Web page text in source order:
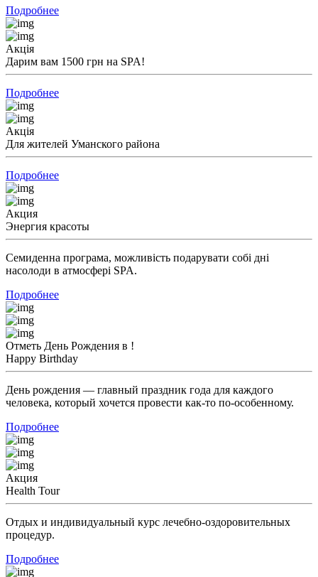
Подробнее
Акція
Дарим вам 1500 грн на SPA!
Подробнее
Акція
Для жителей Уманского района
Подробнее
Акция
Энергия красоты
Семиденна програма, можливість подарувати собі дні
насолоди в атмосфері SPA.
Подробнее
Отметь День Рождения в !
Happy Birthday
День рождения — главный праздник года для каждого
человека, который хочется провести как-то по-особенному.
Подробнее
Акция
Health Tour
Отдых и индивидуальный курс лечебно-оздоровительных
процедур.
Подробнее